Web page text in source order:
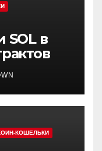
SOL в
КОШЕЛЬКИ